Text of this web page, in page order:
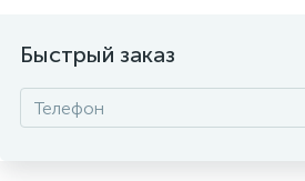
Быстрый заказ